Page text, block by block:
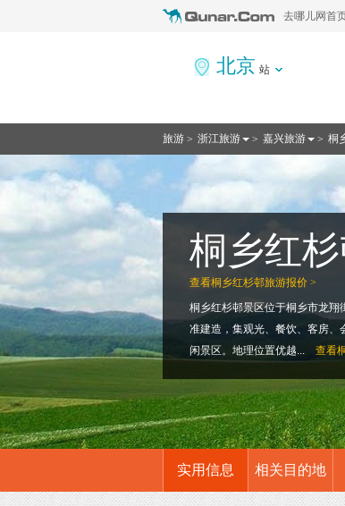
去哪儿网首
北京 站
旅游 > 浙江旅游 > 嘉兴旅游 > 桐
查看桐乡红杉邨旅游报价 >
桐乡红
桐乡红杉邨景区位于桐乡市龙
准建造，集观光、餐饮、客房、
闲景区。地理位置优越...
查看
实用信息 相关目的地